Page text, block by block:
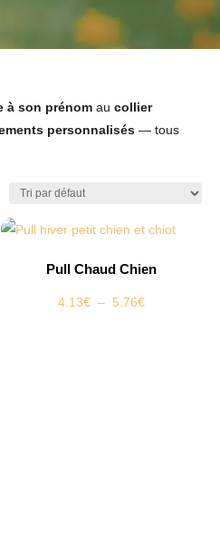
à son prénom aucollier
personnalisés — tous
Pull Chaud Chien
4.13€ – 5.76€Plage